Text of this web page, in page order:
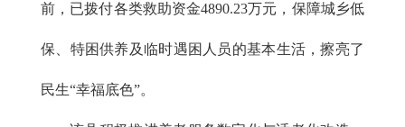
前，已拨付各类救助资金4890.23万元，保障城乡低
保、特困供养及临时遇困人员的基本生活，擦亮了
民生“幸福底色”。